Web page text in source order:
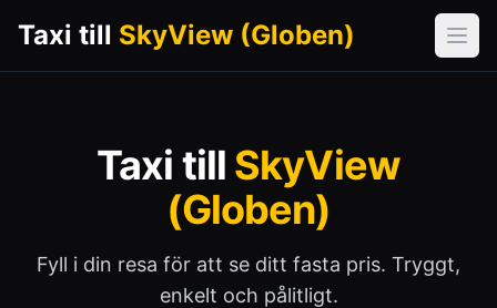
Taxi till SkyView (Globen)
Taxi till SkyView
(Globen)
Fyll i din resa för att se ditt fasta pris. Tryggt,
enkelt och pålitligt.